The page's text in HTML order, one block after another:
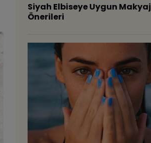
Siyah Elbiseye Uygun Makyaj
Önerileri